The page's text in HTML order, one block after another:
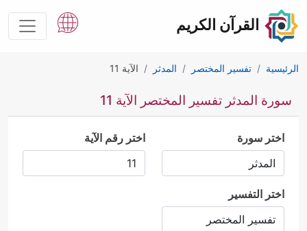
القرآن الكريم
الرئيسية تفسير المختصر المدثر الآية 11
سورة المدثر تفسير المختصر الآية 11
اختر سورة اختر رقم الآية
اختر التفسير